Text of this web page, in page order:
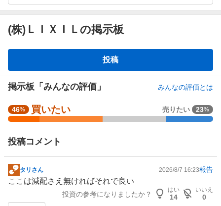
(株)ＬＩＸＩＬの掲示板
板
投稿
掲示板「みんなの評価」 みんなの評価とは
強
く
い
い
1
5
46% 買いたい 売りたい 23%
投稿コメント
掲
示
タリさん 2026/8/7 16:23報告
ここは減配さえ無ければそれで良い
投資の参考になりましたか？
はい
14
いいえ
0